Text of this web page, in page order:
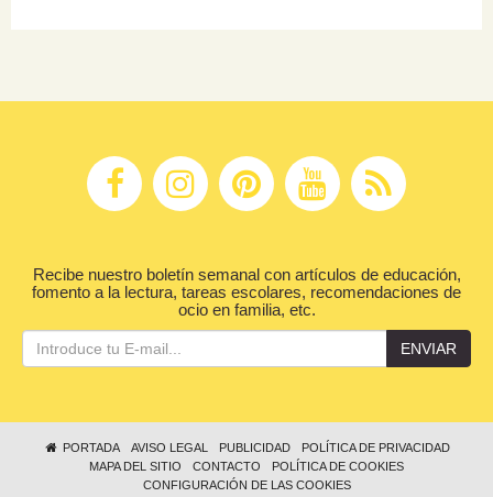
Recibe nuestro boletín semanal con artículos de educación,
fomento a la lectura, tareas escolares, recomendaciones de
ocio en familia, etc.
ENVIAR
PORTADA AVISO LEGAL PUBLICIDAD
POLÍTICA DE PRIVACIDAD
MAPA DEL SITIO
CONTACTO
POLÍTICA DE COOKIES
CONFIGURACIÓN DE LAS COOKIES